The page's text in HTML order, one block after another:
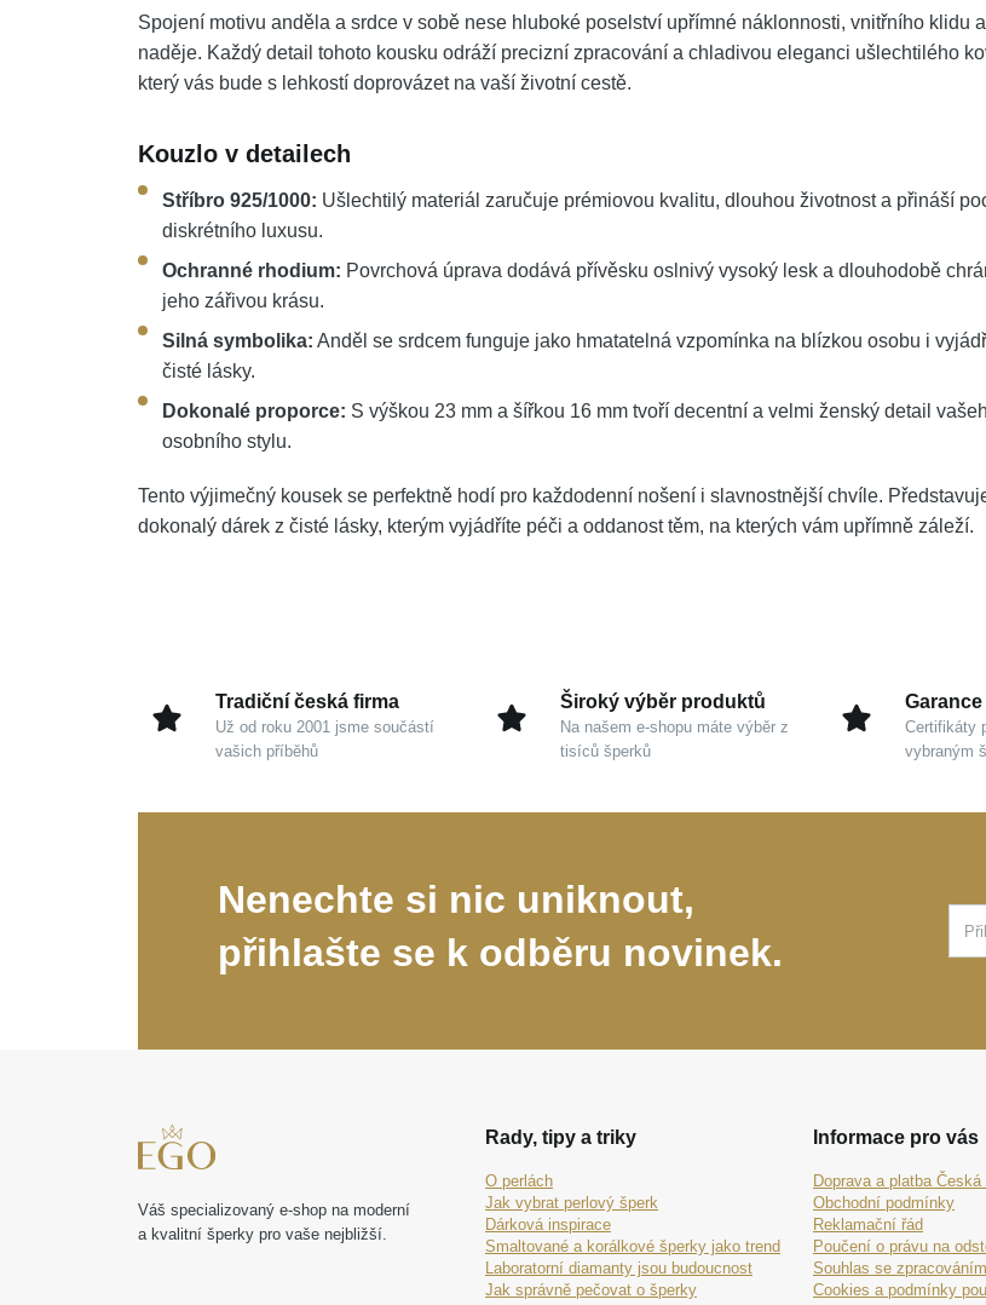
Spojení motivu anděla a srdce v sobě nese hluboké poselství upřímné náklonnosti, vnitřního klidu a
naděje. Každý detail tohoto kousku odráží precizní zpracování a chladivou eleganci ušlechtilého
který vás bude s lehkostí doprovázet na vaší životní cestě.
Kouzlo v detailech
Stříbro 925/1000: Ušlechtilý materiál zaručuje prémiovou kvalitu, dlouhou životnost a přináší
diskrétního luxusu.
Ochranné rhodium: Povrchová úprava dodává přívěsku oslnivý vysoký lesk a dlouhodobě
jeho zářivou krásu.
Silná symbolika: Anděl se srdcem funguje jako hmatatelná vzpomínka na blízkou osobu i
čisté lásky.
Dokonalé proporce: S výškou 23 mm a šířkou 16 mm tvoří decentní a velmi ženský detail
osobního stylu.
Tento výjimečný kousek se perfektně hodí pro každodenní nošení i slavnostnější chvíle.
dokonalý dárek z čisté lásky, kterým vyjádříte péči a oddanost těm, na kterých vám upřímně záleží.
Tradiční česká firma
Už od roku 2001 jsme součástí
vašich příběhů
Široký výběr produktů
Na našem e-shopu máte výběr z
tisíců šperků
Certifikáty
vybraným
Nenechte si nic uniknout,
přihlašte se k odběru novinek.
Váš specializovaný e-shop na moderní
a kvalitní šperky pro vaše nejbližší.
Rady, tipy a triky
O perlách
Jak vybrat perlový šperk
Dárková inspirace
Smaltované a korálkové šperky jako trend
Laboratorní diamanty jsou budoucnost
Jak správně pečovat o šperky
Informace pro vás
Doprava a platba Česká
Obchodní podmínky
Reklamační řád
Poučení o právu na
Souhlas se
Cookies a podmínky